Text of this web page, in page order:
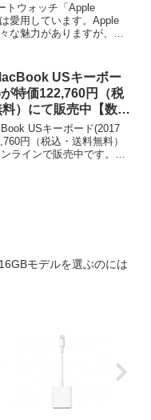
トウォッチ「Apple
愛用しています。Apple
な魅力がありますが、一
くとも、手元のApp...
USキーボー
が特価122,760円（税
）にて販売中【数量
USキーボード(2017
円（税込・送料無料）
ラインで販売中です。こ
モデルを選ぶのには